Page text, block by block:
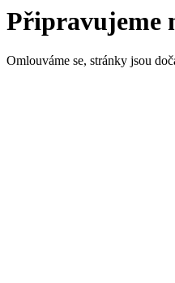
Připravujeme
Omlouváme se, stránky jsou